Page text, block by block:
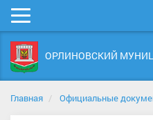
Мобильное
меню
ОРЛИНОВСКИЙ
Главная Официальные